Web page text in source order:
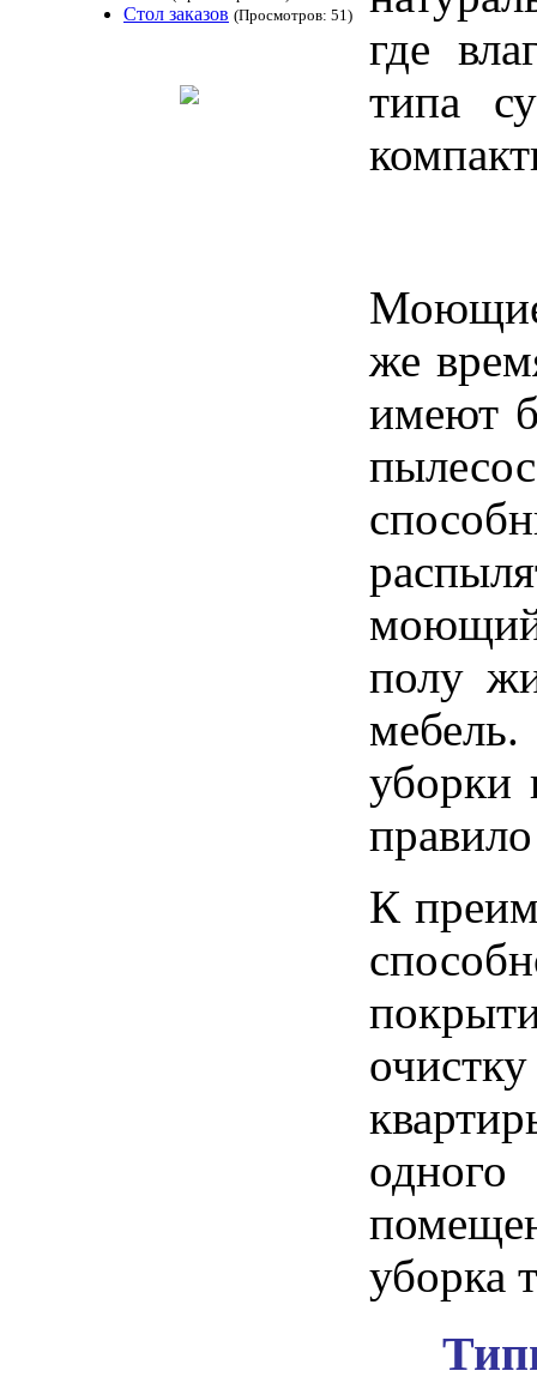
Стол заказов (Просмотров: 51)
где
типа
же
имеют
моющий
полу
уборки
К
уборка